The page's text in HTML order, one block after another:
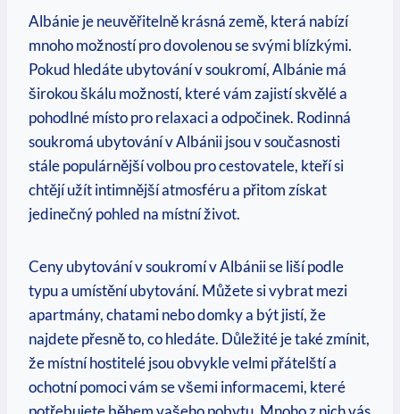
Albánie je neuvěřitelně krásná země, která nabízí⁢
mnoho možností pro dovolenou se svými‍ blízkými.
Pokud hledáte ubytování v soukromí, Albánie má
širokou škálu možností, ⁣které vám zajistí skvělé a
pohodlné místo pro relaxaci a odpočinek. Rodinná
soukromá ubytování v Albánii jsou ⁢v současnosti
stále populárnější volbou pro cestovatele, kteří si
chtějí užít intimnější atmosféru a přitom získat
jedinečný pohled na místní život.
Ceny ⁤ubytování v soukromí v Albánii se liší podle
typu a umístění ubytování. Můžete⁢ si vybrat mezi
apartmány, chatami nebo domky a být jistí, že
najdete přesně to, ⁢co hledáte. Důležité je také zmínit,
že místní hostitelé jsou obvykle velmi přátelští a
ochotní ‍pomoci vám se všemi informacemi, které